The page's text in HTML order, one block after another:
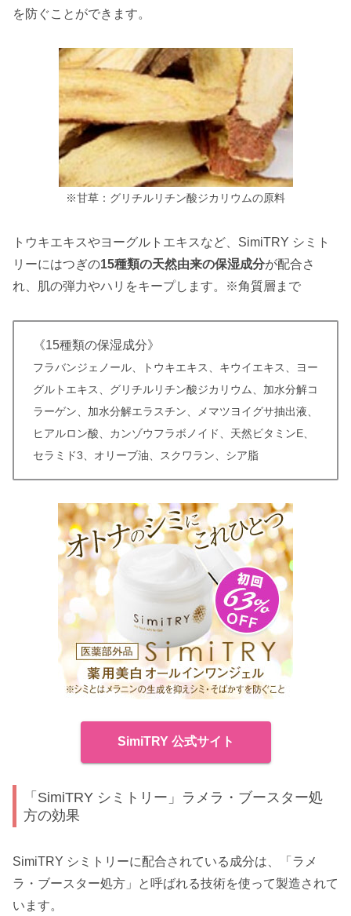
を防ぐことができます。
※甘草：グリチルリチン酸ジカリウムの原料
トウキエキスやヨーグルトエキスなど、SimiTRY シミト
リーにはつぎの15種類の天然由来の保湿成分が配合さ
れ、肌の弾力やハリをキープします。※角質層まで
《15種類の保湿成分》
フラバンジェノール、トウキエキス、キウイエキス、ヨー
グルトエキス、グリチルリチン酸ジカリウム、加水分解コ
ラーゲン、加水分解エラスチン、メマツヨイグサ抽出液、
ヒアルロン酸、カンゾウフラボノイド、天然ビタミンE、
セラミド3、オリーブ油、スクワラン、シア脂
SimiTRY 公式サイト
「SimiTRY シミトリー」ラメラ・ブースター処
方の効果
SimiTRY シミトリーに配合されている成分は、「ラメ
ラ・ブースター処方」と呼ばれる技術を使って製造されて
います。